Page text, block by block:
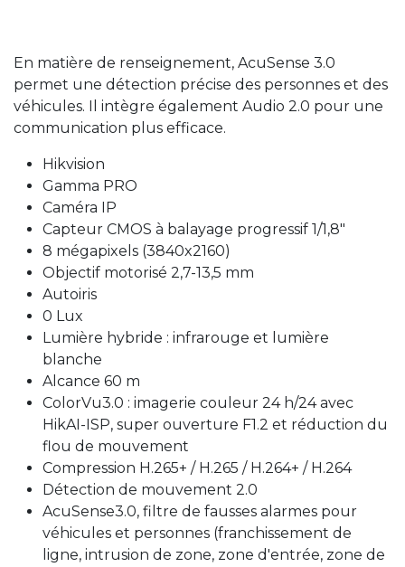
En matière de renseignement, AcuSense 3.0
permet une détection précise des personnes et des
véhicules. Il intègre également Audio 2.0 pour une
communication plus efficace.
Hikvision
Gamma PRO
Caméra IP
Capteur CMOS à balayage progressif 1/1,8"
8 mégapixels (3840x2160)
Objectif motorisé 2,7-13,5 mm
Autoiris
0 Lux
Lumière hybride : infrarouge et lumière
blanche
Alcance 60 m
ColorVu3.0 : imagerie couleur 24 h/24 avec
HikAI-ISP, super ouverture F1.2 et réduction du
flou de mouvement
Compression H.265+ / H.265 / H.264+ / H.264
Détection de mouvement 2.0
AcuSense3.0, filtre de fausses alarmes pour
véhicules et personnes (franchissement de
ligne, intrusion de zone, zone d'entrée, zone de